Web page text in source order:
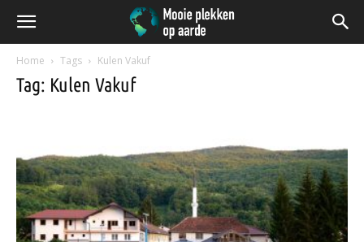
Home Tags Kulen Vakuf
Tag: Kulen Vakuf